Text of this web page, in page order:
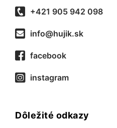
+421 905 942 098
info@hujik.sk
facebook
instagram
Dôležité odkazy